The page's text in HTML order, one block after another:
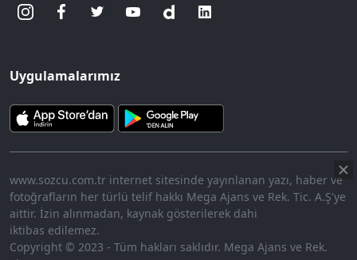
Uygulamalarımız
www.sozcu.com.tr internet sitesinde yayınlanan yazı, haber ve
fotoğrafların her türlü telif hakkı Mega Ajans ve Rek. Tic. A.Ş'ye
aittir. İzin alınmadan, kaynak gösterilerek dahi
iktibas edilemez.
Copyright © 2023 - Tüm hakları saklıdır. Mega Ajans ve Rek.